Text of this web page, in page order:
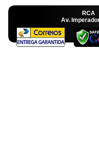
RCA
Av.